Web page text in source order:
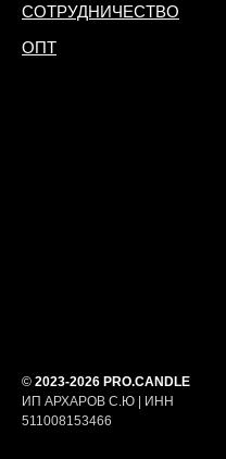
СОТРУДНИЧЕСТВО
ОПТ
© 2023-2026 PRO.CANDLE
ИП АРХАРОВ С.Ю | ИНН
511008153466